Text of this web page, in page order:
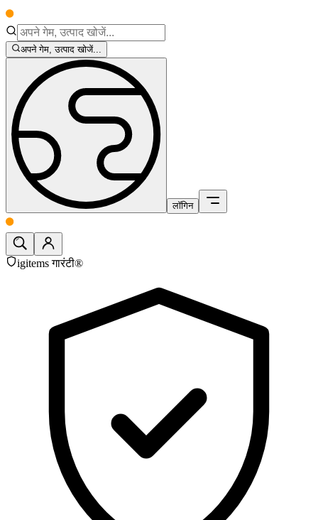
अपने गेम, उत्पाद खोजें...
लॉगिन
igitems गारंटी®